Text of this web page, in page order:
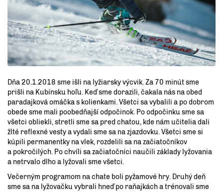
Dňa 20.1.2018 sme išli na lyžiarsky výcvik. Za 70 minút sme
prišli na Kubínsku hoľu. Keď sme dorazili, čakala nás na obed
paradajková omáčka s kolienkami. Všetci sa vybalili a po dobrom
obede sme mali poobedňajší odpočinok. Po odpočinku sme sa
všetci obliekli, stretli sme sa pred chatou, kde nám učitelia dali
žlté reflexné vesty a vydali sme sa na zjazdovku. Všetci sme si
kúpili permanentky na vlek, rozdelili sa na začiatočníkov
a pokročilých. Po chvíli sa začiatočníci naučili základy lyžovania
a netrvalo dlho a lyžovali sme všetci.
Večerným programom na chate boli pyžamové hry. Druhý deň
sme sa na lyžovačku vybrali hneď po raňajkách a trénovali sme